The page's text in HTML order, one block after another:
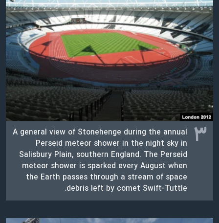
۳
A general view of Stonehenge during the annual
Perseid meteor shower in the night sky in
Salisbury Plain, southern England. The Perseid
meteor shower is sparked every August when
the Earth passes through a stream of space
debris left by comet Swift-Tuttle.